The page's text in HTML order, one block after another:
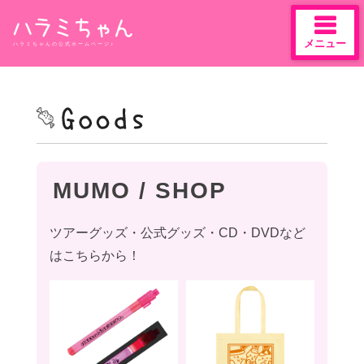
content
ハラミちゃんの公式ホームページ♪ メニュー
MUMO / SHOP
ツアーグッズ・公式グッズ・CD・DVDなど
はこちらから！